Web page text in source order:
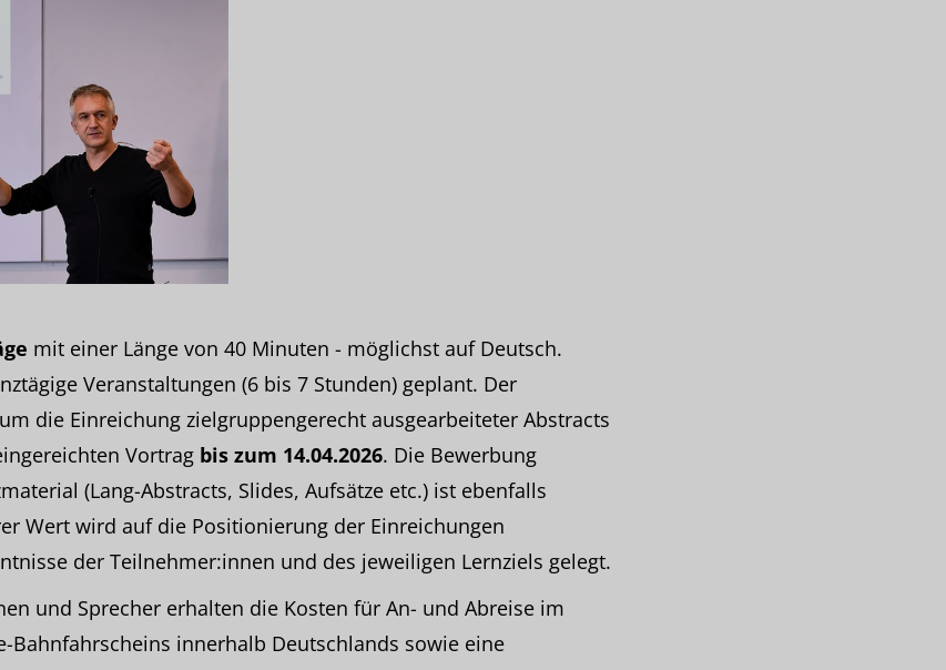
mit einer Länge von 40 Minuten - möglichst auf Deutsch.
Veranstaltungen (6 bis 7 Stunden) geplant. Der
die Einreichung zielgruppengerecht ausgearbeiteter Abstracts
Vortrag bis zum 14.04.2026. Die Bewerbung
(Lang-Abstracts, Slides, Aufsätze etc.) ist ebenfalls
Wert wird auf die Positionierung der Einreichungen
der Teilnehmer:innen und des jeweiligen Lernziels gelegt.
und Sprecher erhalten die Kosten für An- und Abreise im
Bahnfahrscheins innerhalb Deutschlands sowie eine